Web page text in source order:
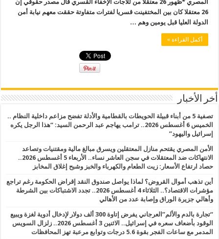
المصري *ظهور 26 معتقلا من ثلاجات الإخفاء القسري قال مصدر حقوقي إن
26 معتقلا كان بين المختفينت قسريا لفترات متفاوتة حققت معهم نيابة أمن
الدولة العليا قبل يومين وهم …
أكمل القراءة »
أخر الأخبار
تصفية 5 من أبناء قبيلة الحويطات بالقطامية والأدلة تفضح مزاعم داخلية النظام ..
الخميس 6 أغسطس 2026.. ترامب يهاجم عبد الرحمن السيد: “هذا الرجل يكره
إسرائيل واليهود”
الأمن المصري يقتحم منازل المعتقلين ويسرق مبالغ مالية ومقتنيات وتصاعد
الانتهاكات ضد المعتقلات في سجن العاشر نساء.. الأربعاء 5 أغسطس 2026..
حصاد ارتفاع الأسعار: زيت الطعام والكهرباء والخبز وشبح إغلاق المخابز
أين تذهب أموال القروض؟ لماذا يواصل صندوق النقد إقراض الحكومة رغم تراجع
مؤشرات الاقتصاد؟.. الثلاثاء 4 أغسطس 2026.. تجدد الاشتباكات بين الشرطة
وأهالي جزيرة الوراق وإصابة عدد من الأهالي
“تجارة بالدم والألم”العرجاني يفرض إتاوة 300 ألف دولار لإدخال أدوية لغزة ويبيع
الوقود بأضعاف سعره في إسرائيل.. الاثنين 3 أغسطس 2026.. زلزال السويس
المدمر مع ساعات الفجر بقوة 5.6 درجات وتوابع مرعبة تهز المحافظات